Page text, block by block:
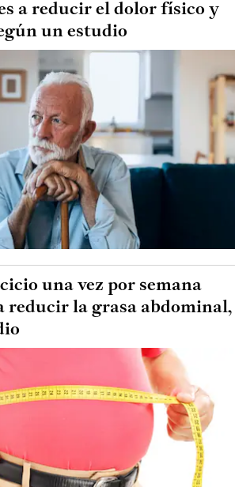
a reducir el dolor físico y
un estudio
una vez por semana
reducir la grasa abdominal,